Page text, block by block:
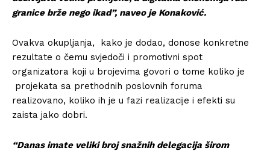
granice brže nego ikad”, naveo je Konaković.
Ovakva okupljanja, kako je dodao, donose konkretne
rezultate o čemu svjedoči i promotivni spot
organizatora koji u brojevima govori o tome koliko je
projekata sa prethodnih poslovnih foruma
realizovano, koliko ih je u fazi realizacije i efekti su
zaista jako dobri.
“Danas imate veliki broj snažnih delegacija širom